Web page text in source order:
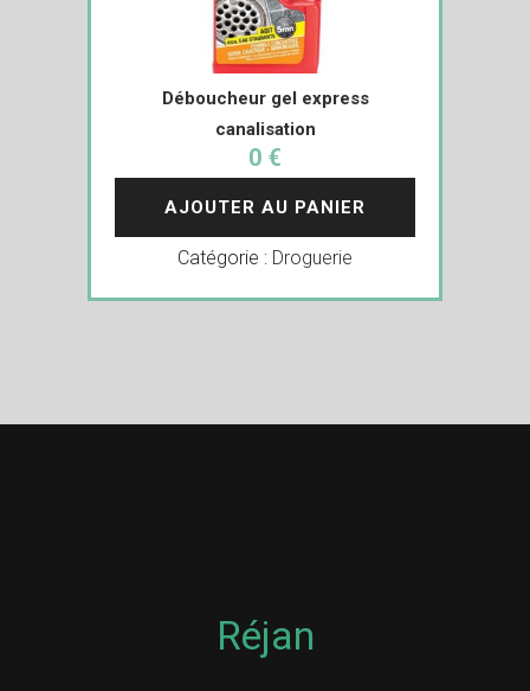
Déboucheur gel express
canalisation
0 €
AJOUTER AU PANIER
Catégorie : Droguerie
Réjan